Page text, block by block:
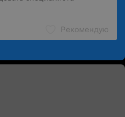
Рекомендую